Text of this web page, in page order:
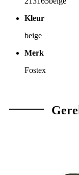
Kleur
beige
Merk
Fostex